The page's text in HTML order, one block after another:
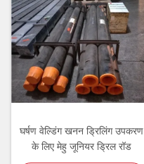
घर्षण वेल्डिंग खनन ड्रिलिंग उपकरण
के लिए मेहु जूनियर ड्रिल रॉड